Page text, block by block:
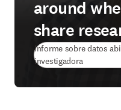
around
share
Informe sobre datos
investigadora